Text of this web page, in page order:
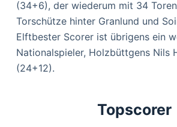
(34+6), der wiederum mit 34
Torschütze hinter Granlund und
Elftbester Scorer ist übrigens ein
Nationalspieler, Holzbüttgens Nils
(24+12).
Topscorer